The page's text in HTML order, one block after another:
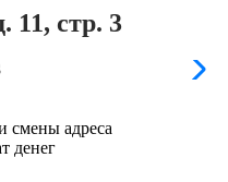
стр. 3
смены адреса
денег